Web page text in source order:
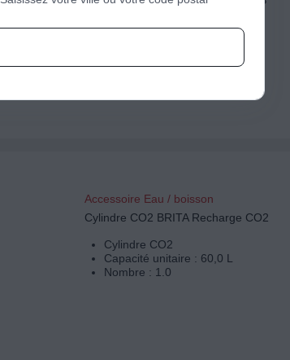
Accessoire Eau / boisson
Cylindre CO2 BRITA Recharge CO2
Cylindre CO2
Capacité unitaire : 60,0 L
Nombre : 1.0